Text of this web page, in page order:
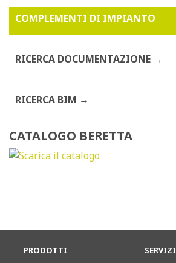
COMPLEMENTI DI IMPIANTO
RICERCA DOCUMENTAZIONE
RICERCA BIM
CATALOGO BERETTA
PRODOTTI SERVIZI